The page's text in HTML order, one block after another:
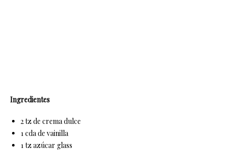
Ingredientes
2 tz de crema dulce
1 cda de vainilla
1 tz azúcar glass